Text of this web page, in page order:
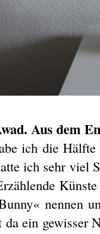
Aus dem
ich die
ich sehr viel
nennen
ein gewisser